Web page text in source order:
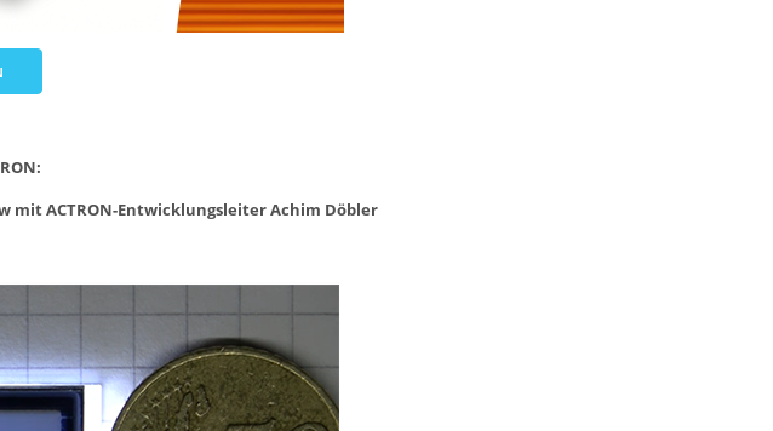
mit ACTRON-Entwicklungsleiter Achim Döbler